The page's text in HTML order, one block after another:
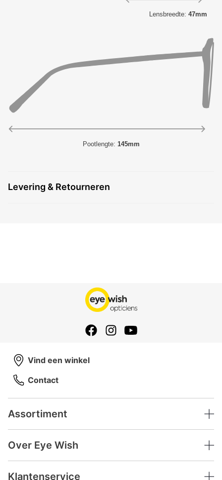
Lensbreedte: 47mm
Pootlengte: 145mm
Levering & Retourneren
Assortiment
Over Eye Wish
Klantenservice
Vind een winkel
Contact